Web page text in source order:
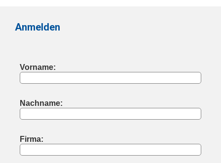
Anmelden
Vorname:
Nachname:
Firma: